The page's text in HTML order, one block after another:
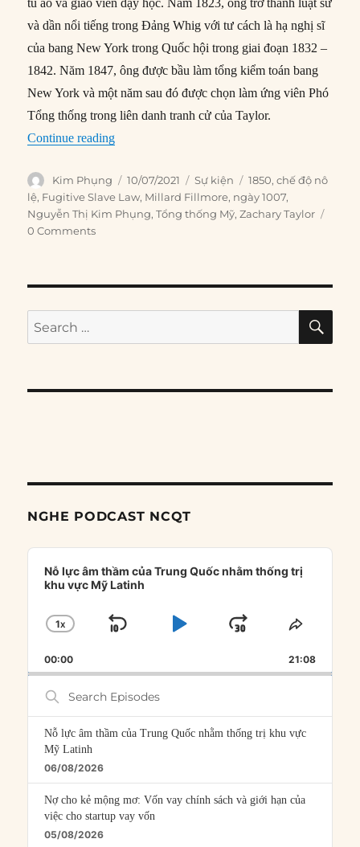
tủ áo và giáo viên dạy học. Năm 1823, ông trở thành luật sư
và dần nổi tiếng trong Đảng Whig với tư cách là hạ nghị sĩ
của bang New York trong Quốc hội trong giai đoạn 1832 –
1842. Năm 1847, ông được bầu làm tổng kiểm toán bang
New York và một năm sau đó được chọn làm ứng viên Phó
Tổng thống trong liên danh tranh cử của Taylor.
Continue reading“10/07/1850: Millard Fillmore trở thành Tổng
Author
Kim Phụng
Posted
on
10/07/2021 Categories
Sự kiện Tags
1850,chế độ nô
lệ, Fugitive Slave Law, Millard Fillmore, ngày 1007,
Nguyễn Thị Kim Phụng,Tổng thống Mỹ,Zachary Taylor
0 Comments
Search
for:
NGHE PODCAST NCQT
Audio
Player
Nỗ lực âm thầm của Trung Quốc nhằm thống trị
khu vực Mỹ Latinh
CHANGE
RATE
1X
SKIP
PLAYJUMP
FORWARD
SHARE
00:00 21:08
Search
Episodes
Nỗ lực âm thầm của Trung Quốc nhằm thống trị khu vực
Mỹ Latinh
06/08/2026
Nợ cho kẻ mộng mơ: Vốn vay chính sách và giới hạn của
việc cho startup vay vốn
05/08/2026